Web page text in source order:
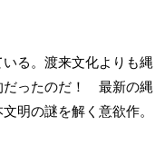
る。渡来文化よりも縄
だったのだ！ 最新の縄
明の謎を解く意欲作。